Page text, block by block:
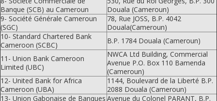
Banque (SCB) au Cameroun
Douala (Cameroun)
9- Société Générale Cameroun
(SGC)
78, Rue JOSS, B.P. 4042
Douala(Cameroun)
10- Standard Chartered Bank
Cameroon (SCBC)
B.P. 1784 Douala (Cameroun)
11- Union Bank Cameroon
Limited (UBC)
NWCA Ltd Building, Commercial
Avenue P.O. Box 110 Bamenda
(Cameroun)
12- United Bank for Africa
Cameroon (UBA)
1144, Boulevard de la Liberté B.P.
2088 Douala (Cameroun)
13- Union Gabonaise de Banques Avenue du Colonel PARANT, B.P.